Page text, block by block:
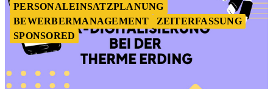
PERSONALEINSATZPLANUNG
BEWERBERMANAGEMENT
ZEITERFASSUNG
SPONSORED